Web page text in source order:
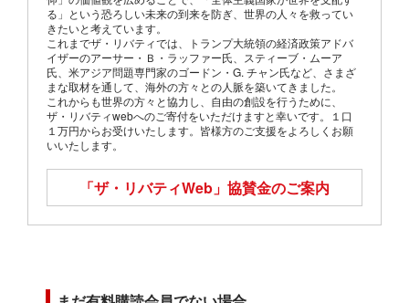
る」という恐ろしい未来の到来を防ぎ、世界の人々を救ってい
きたいと考えています。
これまでザ・リバティでは、トランプ大統領の経済政策アドバ
イザーのアーサー・Ｂ・ラッファー氏、スティーブ・ムーア
氏、米アジア問題専門家のゴードン・G. チャン氏など、さまざ
まな取材を通して、海外の方々との人脈を築いてきました。
これからも世界の方々と協力し、自由の創設を行うために、
ザ・リバティwebへのご寄付をいただけますと幸いです。１口
１万円からお受けいたします。皆様方のご支援をよろしくお願
いいたします。
「ザ・リバティWeb」 協賛金のご案内